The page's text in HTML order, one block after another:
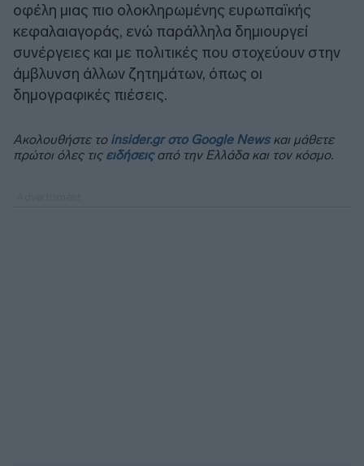
οφέλη μιας πιο ολοκληρωμένης ευρωπαϊκής
κεφαλαιαγοράς, ενώ παράλληλα δημιουργεί
συνέργειες και με πολιτικές που στοχεύουν στην
άμβλυνση άλλων ζητημάτων, όπως οι
δημογραφικές πιέσεις.
Ακολουθήστε το insider.gr στο Google Newsκαι μάθετε
πρώτοι όλες τις ειδήσειςαπό την Ελλάδα και τον κόσμο.